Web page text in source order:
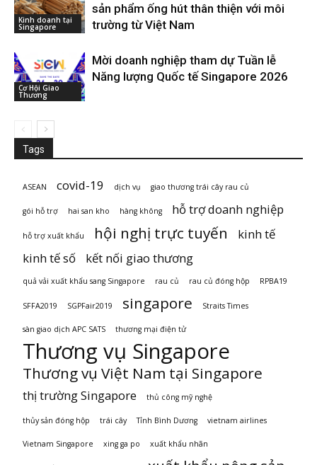
Kinh doanh tại
Singapore
sản phẩm ống hút thân thiện với môi
trường từ Việt Nam
Cơ Hội Giao
Thương
Mời doanh nghiệp tham dự Tuần lễ
Năng lượng Quốc tế Singapore 2026
Tags
ASEAN covid-19 dịch vụ giao thương trái cây rau củ
gói hỗ trợ hai san kho hàng không hỗ trợ doanh nghiệp
hỗ trợ xuất khẩu hội nghị trực tuyến
kinh tế
kinh tế số
kết nối giao thương
quả vải xuất khẩu sang Singapore rau củ rau củ đóng hộp RPBA19
SFFA2019 SGPFair2019 singapore Straits Times
sàn giao dịch APC SATS thương mại điện tử
Thương vụ Singapore
Thương vụ Việt Nam tại Singapore
thị trường Singapore thủ công mỹ nghệ
thủy sản đóng hộp trái cây Tỉnh Bình Dương vietnam airlines
Vietnam Singapore xing ga po xuất khẩu nhãn